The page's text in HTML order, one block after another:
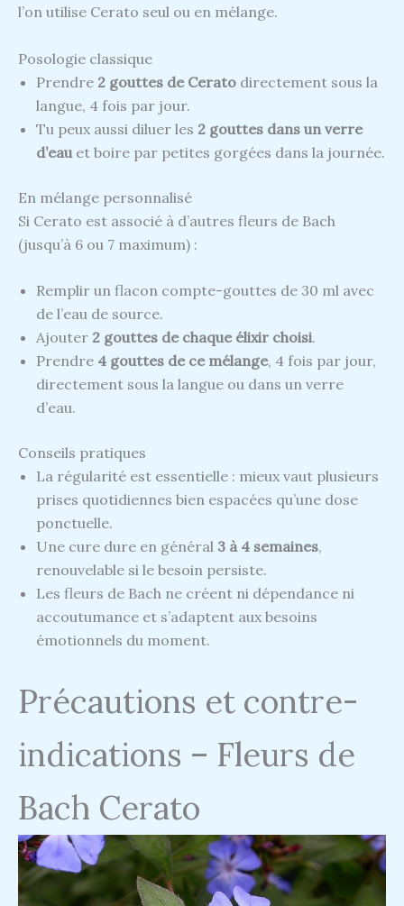
l’on utilise Cerato seul ou en mélange.
Posologie classique
Prendre 2 gouttes de Cerato directement sous la
langue, 4 fois par jour.
Tu peux aussi diluer les 2 gouttes dans un verre
d’eau et boire par petites gorgées dans la journée.
En mélange personnalisé
Si Cerato est associé à d’autres fleurs de Bach
(jusqu’à 6 ou 7 maximum) :
Remplir un flacon compte-gouttes de 30 ml avec
de l’eau de source.
Ajouter 2 gouttes de chaque élixir choisi.
Prendre 4 gouttes de ce mélange, 4 fois par jour,
directement sous la langue ou dans un verre
d’eau.
Conseils pratiques
La régularité est essentielle : mieux vaut plusieurs
prises quotidiennes bien espacées qu’une dose
ponctuelle.
Une cure dure en général 3 à 4 semaines,
renouvelable si le besoin persiste.
Les fleurs de Bach ne créent ni dépendance ni
accoutumance et s’adaptent aux besoins
émotionnels du moment.
Précautions et contre-
indications – Fleurs de
Bach Cerato